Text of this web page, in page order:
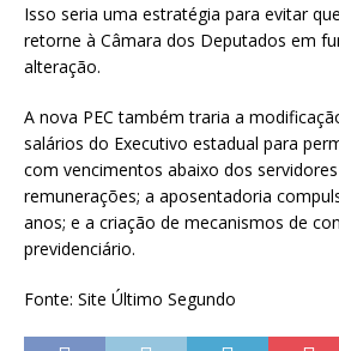
Isso seria uma estratégia para evitar
retorne à Câmara dos Deputados em
alteração.
A nova PEC também traria a
salários do Executivo estadual para
com vencimentos abaixo dos
remunerações; a aposentadoria
anos; e a criação de mecanismos de
previdenciário.
Fonte: Site Último Segundo